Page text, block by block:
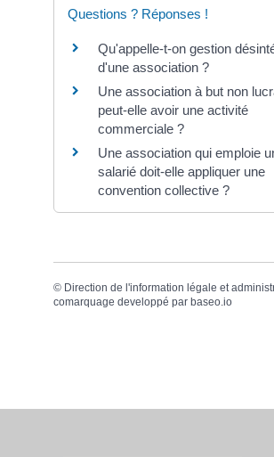
Questions ? Réponses !
Qu'appelle-t-on gestion
d'une association ?
Une association à but non
peut-elle avoir une activité
commerciale ?
Une association qui emploie
salarié doit-elle appliquer une
convention collective ?
© Direction de l'information légale et
comarquage developpé par baseo.io